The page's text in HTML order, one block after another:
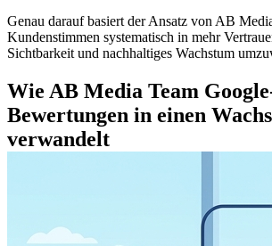
Genau darauf basiert der Ansatz von AB
Kundenstimmen systematisch in mehr
Sichtbarkeit und nachhaltiges Wachstum
Wie AB Media Team
Bewertungen in einen
verwandelt